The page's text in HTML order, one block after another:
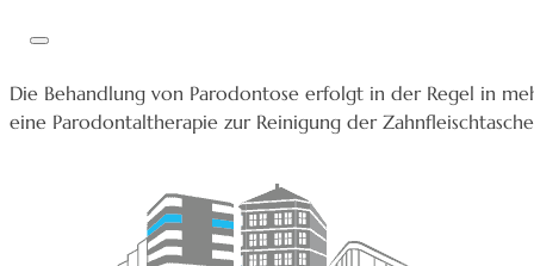
Die Behandlung von Parodontose erfolgt in der Regel in
eine Parodontaltherapie zur Reinigung der